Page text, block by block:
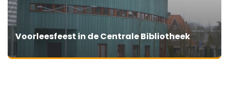
Voorleesfeest in de Centrale Bibliotheek